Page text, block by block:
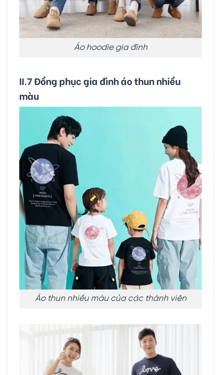
Áo hoodie gia đình
II.7 Đồng phục gia đình áo thun nhiều
màu
Áo thun nhiều màu của các thành viên